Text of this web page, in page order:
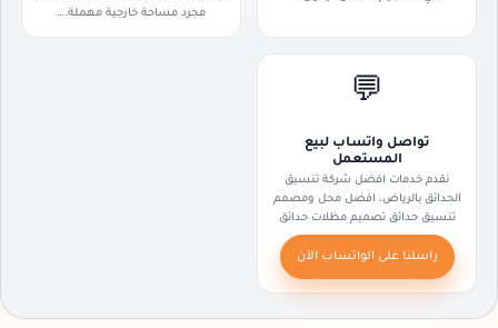
مجرد مساحة خارجية مهملة.…
💬
تواصل واتساب لبيع
المستعمل
نقدم خدمات افضل شركة تنسيق
الحدائق بالرياض، افضل محل ومصمم
تنسيق حدائق تصميم مظلات حدائق
تنسيق حدائق السطح افضل انواع
العشب الجداري. تنسيق حدائق بافكار
مختلفه وتصميم مظلات الحدائق
وتركيب العشب الصناعي وتنسيق
راسلنا على الواتساب الآن